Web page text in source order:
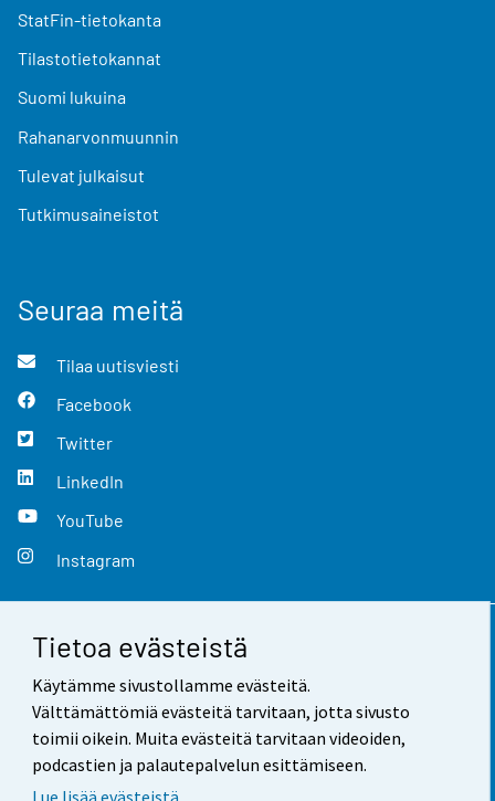
Tietoa evästeistä
Käytämme sivustollamme evästeitä.
Välttämättömiä evästeitä tarvitaan, jotta sivusto
toimii oikein. Muita evästeitä tarvitaan videoiden,
podcastien ja palautepalvelun esittämiseen.
StatFin-tietokanta
Tilastotietokannat
Suomi lukuina
Rahanarvonmuunnin
Tulevat julkaisut
Tutkimusaineistot
Seuraa meitä
Tilaa uutisviesti
Facebook
Twitter
LinkedIn
YouTube
Instagram
Yhteystiedot
Palaute
Käyttöehdot